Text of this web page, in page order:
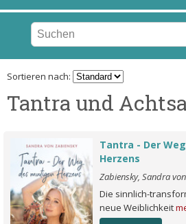
Sortieren nach:
Tantra und
Tantra - Der
Herzens
Zabiensky, Sandra von
Die sinnlich-
neue Weiblichkeit